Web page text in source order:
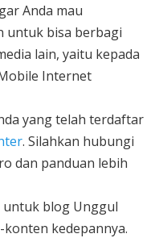
Anda mau
untuk bisa berbagi
lain, yaitu kepada
Internet
yang telah terdaftar
. Silahkan hubungi
dan panduan lebih
untuk blog Unggul
kedepannya.